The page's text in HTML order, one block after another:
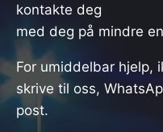
kontakte deg
med deg på mindre
For umiddelbar hjelp,
skrive til oss,
post.